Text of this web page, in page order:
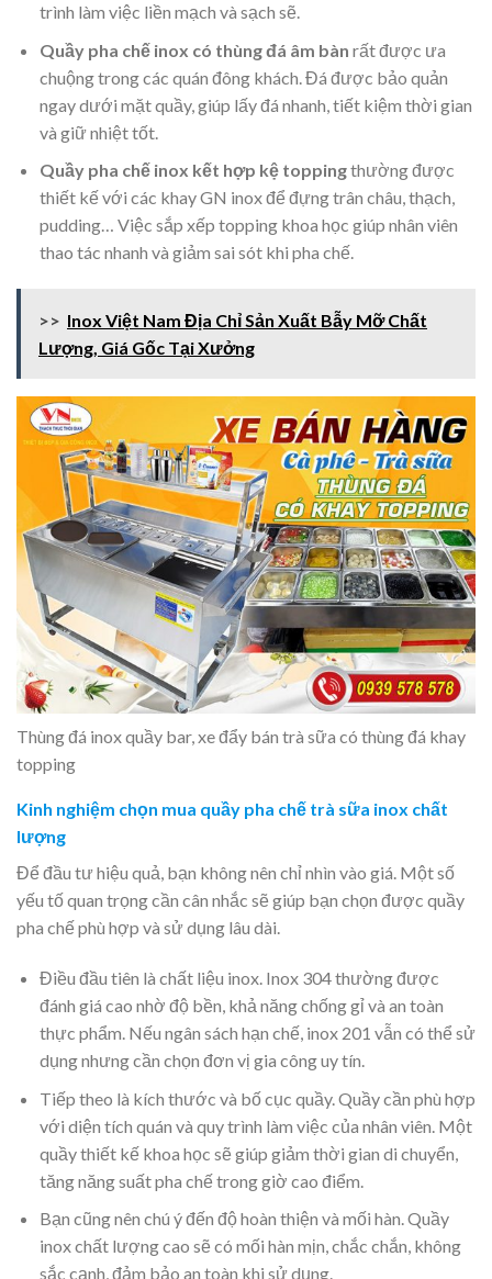
trình làm việc liền mạch và sạch sẽ.
Quầy pha chế inox có thùng đá âm bàn rất được ưa
chuộng trong các quán đông khách. Đá được bảo quản
ngay dưới mặt quầy, giúp lấy đá nhanh, tiết kiệm thời gian
và giữ nhiệt tốt.
Quầy pha chế inox kết hợp kệ toppingthường được
thiết kế với các khay GN inox để đựng trân châu, thạch,
pudding… Việc sắp xếp topping khoa học giúp nhân viên
thao tác nhanh và giảm sai sót khi pha chế.
>> Inox Việt Nam Địa Chỉ Sản Xuất Bẫy Mỡ Chất
Lượng, Giá Gốc Tại Xưởng
Thùng đá inox quầy bar, xe đẩy bán trà sữa có thùng đá khay
topping
Kinh nghiệm chọn mua quầy pha chế trà sữa inox chất
lượng
Để đầu tư hiệu quả, bạn không nên chỉ nhìn vào giá. Một số
yếu tố quan trọng cần cân nhắc sẽ giúp bạn chọn được quầy
pha chế phù hợp và sử dụng lâu dài.
Điều đầu tiên là chất liệu inox. Inox 304 thường được
đánh giá cao nhờ độ bền, khả năng chống gỉ và an toàn
thực phẩm. Nếu ngân sách hạn chế, inox 201 vẫn có thể sử
dụng nhưng cần chọn đơn vị gia công uy tín.
Tiếp theo là kích thước và bố cục quầy. Quầy cần phù hợp
với diện tích quán và quy trình làm việc của nhân viên. Một
quầy thiết kế khoa học sẽ giúp giảm thời gian di chuyển,
tăng năng suất pha chế trong giờ cao điểm.
Bạn cũng nên chú ý đến độ hoàn thiện và mối hàn. Quầy
inox chất lượng cao sẽ có mối hàn mịn, chắc chắn, không
sắc cạnh, đảm bảo an toàn khi sử dụng.